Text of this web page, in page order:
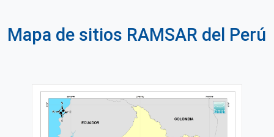
Mapa de sitios RAMSAR del Perú